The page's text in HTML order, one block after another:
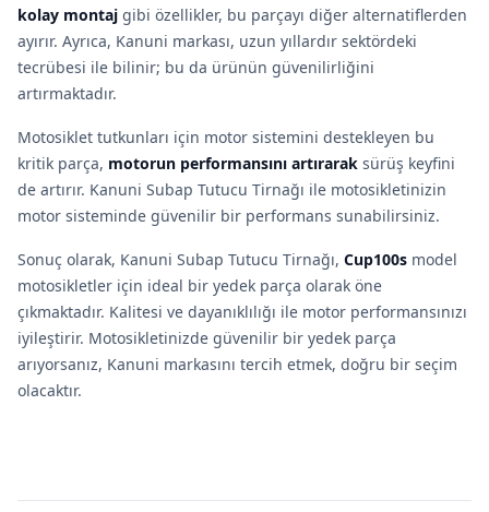
kolay montaj gibi özellikler, bu parçayı diğer alternatiflerden
ayırır. Ayrıca, Kanuni markası, uzun yıllardır sektördeki
tecrübesi ile bilinir; bu da ürünün güvenilirliğini
artırmaktadır.
Motosiklet tutkunları için motor sistemini destekleyen bu
kritik parça, motorun performansını artırarak sürüş keyfini
de artırır. Kanuni Subap Tutucu Tirnağı ile motosikletinizin
motor sisteminde güvenilir bir performans sunabilirsiniz.
Sonuç olarak, Kanuni Subap Tutucu Tirnağı, Cup100s model
motosikletler için ideal bir yedek parça olarak öne
çıkmaktadır. Kalitesi ve dayanıklılığı ile motor performansınızı
iyileştirir. Motosikletinizde güvenilir bir yedek parça
arıyorsanız, Kanuni markasını tercih etmek, doğru bir seçim
olacaktır.